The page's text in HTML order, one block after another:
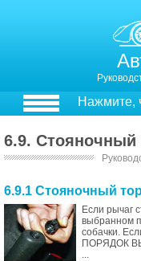
Нажмите,
6.9. Стояночный
6.9.1 Стояночный
Если рычаг
выбранном
собачки.
ПОРЯДОК
...